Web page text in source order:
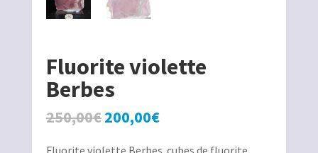
Fluorite violette
Berbes
250,00€Le
200,00€Le
Fluorite violette Berbes. cubes de fluorite